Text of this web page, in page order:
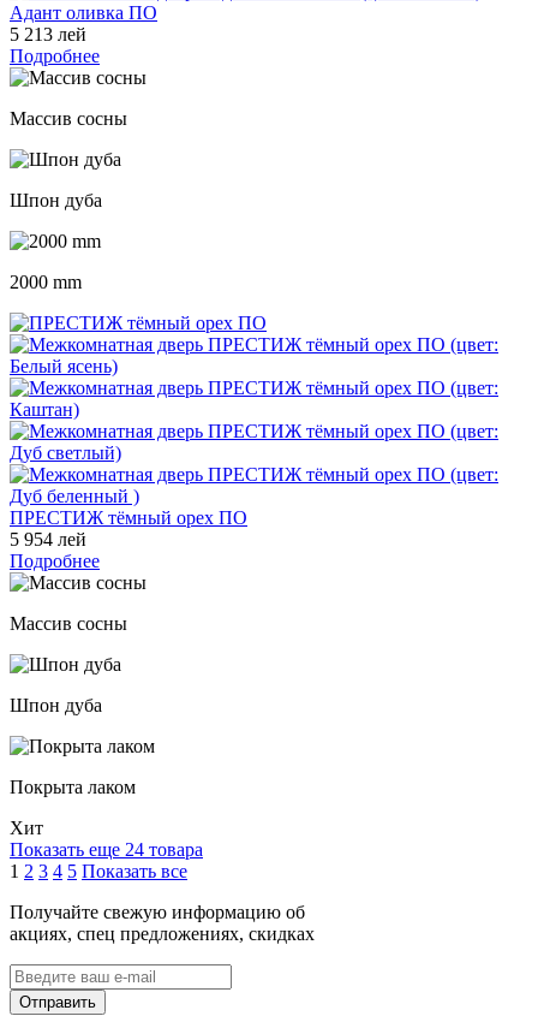
Адант оливка ПО
5 213 лей
Подробнее
Массив сосны
Шпон дуба
2000 mm
ПРЕСТИЖ тёмный орех ПО
5 954 лей
Подробнее
Массив сосны
Шпон дуба
Покрыта лаком
Хит
Показать еще 24 товара
1 2 3 4 5 Показать все
Получайте свежую информацию об
акциях, спец предложениях, скидках